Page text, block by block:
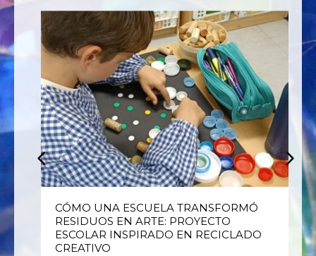
CÓMO UNA ESCUELA TRANSFORMÓ
RESIDUOS EN ARTE: PROYECTO
ESCOLAR INSPIRADO EN RECICLADO
CREATIVO